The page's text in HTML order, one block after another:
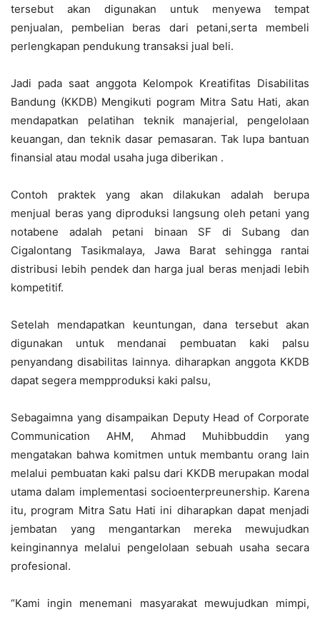
tersebut akan digunakan untuk menyewa tempat
penjualan, pembelian beras dari petani,serta membeli
perlengkapan pendukung transaksi jual beli.
Jadi pada saat anggota Kelompok Kreatifitas Disabilitas
Bandung (KKDB) Mengikuti pogram Mitra Satu Hati, akan
mendapatkan pelatihan teknik manajerial, pengelolaan
keuangan, dan teknik dasar pemasaran. Tak lupa bantuan
finansial atau modal usaha juga diberikan .
Contoh praktek yang akan dilakukan adalah berupa
menjual beras yang diproduksi langsung oleh petani yang
notabene adalah petani binaan SF di Subang dan
Cigalontang Tasikmalaya, Jawa Barat sehingga rantai
distribusi lebih pendek dan harga jual beras menjadi lebih
kompetitif.
Setelah mendapatkan keuntungan, dana tersebut akan
digunakan untuk mendanai pembuatan kaki palsu
penyandang disabilitas lainnya. diharapkan anggota KKDB
dapat segera mempproduksi kaki palsu,
Sebagaimna yang disampaikan Deputy Head of Corporate
Communication AHM, Ahmad Muhibbuddin yang
mengatakan bahwa komitmen untuk membantu orang lain
melalui pembuatan kaki palsu dari KKDB merupakan modal
utama dalam implementasi socioenterpreunership. Karena
itu, program Mitra Satu Hati ini diharapkan dapat menjadi
jembatan yang mengantarkan mereka mewujudkan
keinginannya melalui pengelolaan sebuah usaha secara
profesional.
“Kami ingin menemani masyarakat mewujudkan mimpi,